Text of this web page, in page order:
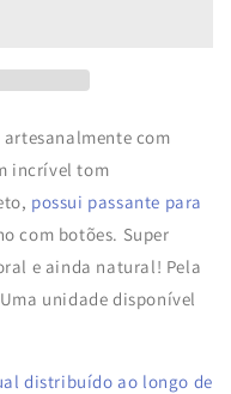
com
incrível tom
possui passante para
com botões. Super
e ainda natural! Pela
unidade disponível
distribuído ao longo de